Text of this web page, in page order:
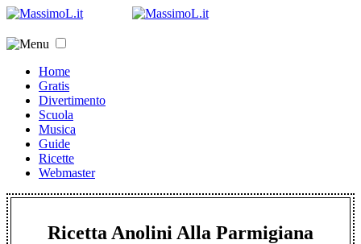
Home
Gratis
Divertimento
Scuola
Musica
Guide
Ricette
Webmaster
Ricetta Anolini Alla Parmigiana